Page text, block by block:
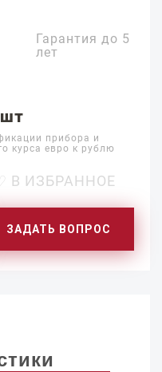
Гарантия до 5
лет
прибора и
курса евро к рублю
♡ В ИЗБРАННОЕ
ЗАДАТЬ ВОПРОС